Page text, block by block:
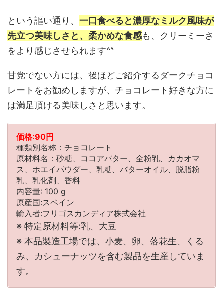
という謳い通り、 一口食べると濃厚なミルク風味が
先立つ美味しさと、柔かめな食感も、クリーミーさ
をより感じさせられます^^
甘党でない方には、後ほどご紹介するダークチョコ
レートをお勧めしますが、チョコレート好きな方に
は満足頂ける美味しさと思います。
価格:90円
種類別名称：チョコレート
原材料名：砂糖、ココアバター、全粉乳、カカオマ
ス、ホエイパウダー、乳糖、バターオイル、脱脂粉
乳、乳化剤、香料
内容量: 100 g
原産国:スペイン
輸入者:フリゴスカンディア株式会社
※ 特定原材料等:乳、大豆
※ 本品製造工場では、小麦、卵、落花生、くる
み、カシューナッツを含む製品を生産していま
す。